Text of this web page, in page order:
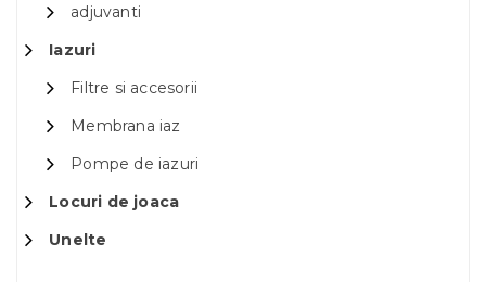
adjuvanti
Iazuri
Filtre si accesorii
Membrana iaz
Pompe de iazuri
Locuri de joaca
Unelte